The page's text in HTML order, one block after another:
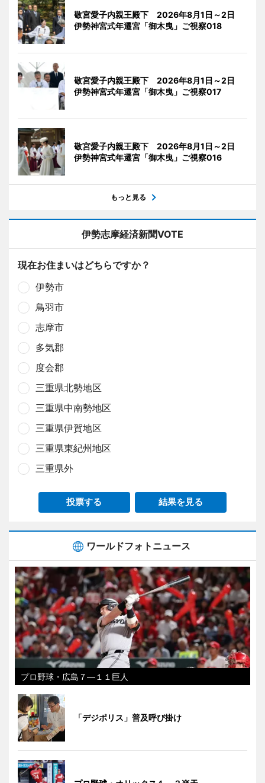
敬宮愛子内親王殿下 2026年8月1日～2日
伊勢神宮式年遷宮「御木曳」ご視察018
敬宮愛子内親王殿下 2026年8月1日～2日
伊勢神宮式年遷宮「御木曳」ご視察017
敬宮愛子内親王殿下 2026年8月1日～2日
伊勢神宮式年遷宮「御木曳」ご視察016
もっと見る
伊勢志摩経済新聞VOTE
現在お住まいはどちらですか？
伊勢市
鳥羽市
志摩市
多気郡
度会郡
三重県北勢地区
三重県中南勢地区
三重県伊賀地区
三重県東紀州地区
三重県外
投票する 結果を見る
ワールドフォトニュース
プロ野球・広島７―１１巨人
「デジポリス」普及呼び掛け